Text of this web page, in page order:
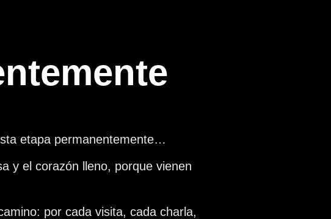
etapa permanentemente…
y el corazón lleno, porque vienen
por cada visita, cada charla,